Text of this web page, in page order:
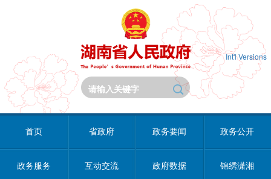
Int'l Versions
首页 省政府 政务要闻 政务公开
政务服务 互动交流 政府数据 锦绣潇湘